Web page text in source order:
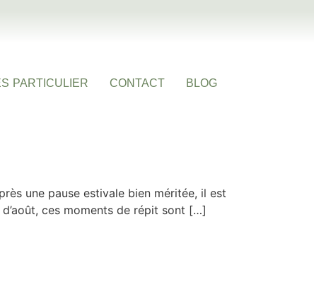
PARTICULIER CONTACT BLOG
une pause estivale bien méritée, il est
ces moments de répit sont […]